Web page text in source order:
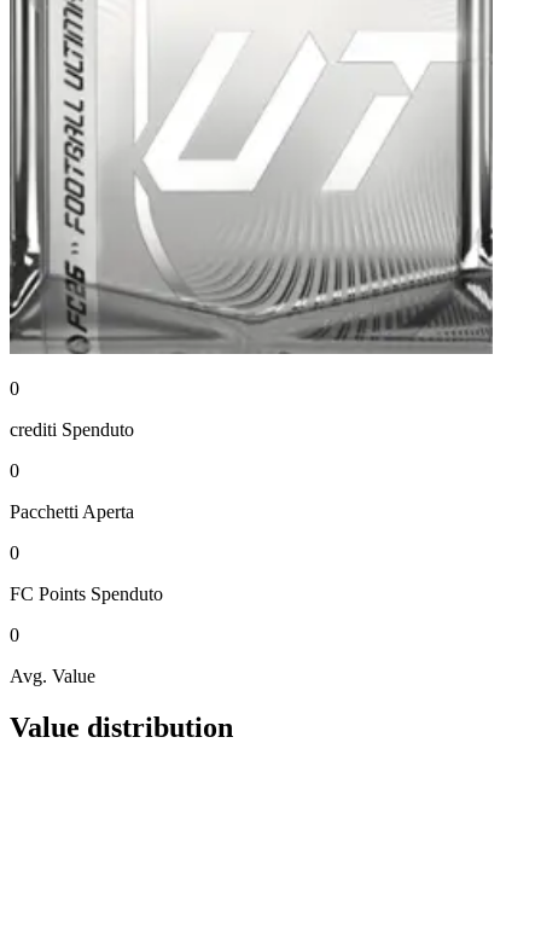
0
crediti Spenduto
0
Pacchetti Aperta
0
FC Points Spenduto
0
Avg. Value
Value distribution